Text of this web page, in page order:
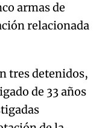
armas de
relacionada
tres detenidos,
de 33 años